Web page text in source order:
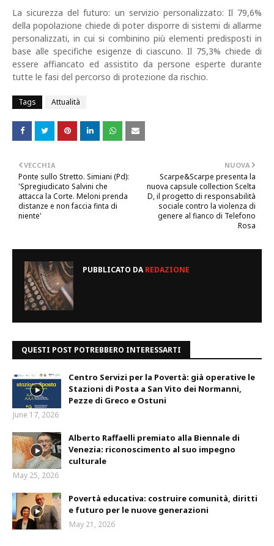
La sicurezza del futuro: un servizio personalizzato: Il 79,6%
della popolazione chiede di poter disporre di sistemi di allarme
personalizzati, in cui si combinino più elementi predisposti in
base alle specifiche esigenze di ciascuno. Il 75,3% chiede di
essere affiancato ed assistito da persone esperte durante
tutte le fasi del percorso di protezione da rischio.
Tags Attualità
NUOVA
Scarpe&Scarpe presenta la
nuova capsule collection Scelta
D, il progetto di responsabilità
sociale contro la violenza di
genere al fianco di Telefono
Rosa
VECCHIA
Ponte sullo Stretto. Simiani (Pd):
'Spregiudicato Salvini che
attacca la Corte. Meloni prenda
distanze e non faccia finta di
niente'
PUBBLICATO DAREDAZIONE
QUESTI POST POTREBBERO INTERESSARTI
Centro Servizi per la Povertà: già operative le
Stazioni di Posta a San Vito dei Normanni,
Pezze di Greco e Ostuni
June 17, 2026
Alberto Raffaelli premiato alla Biennale di
Venezia: riconoscimento al suo impegno
culturale
May 25, 2026
Povertà educativa: costruire comunità, diritti
e futuro per le nuove generazioni
May 21, 2026